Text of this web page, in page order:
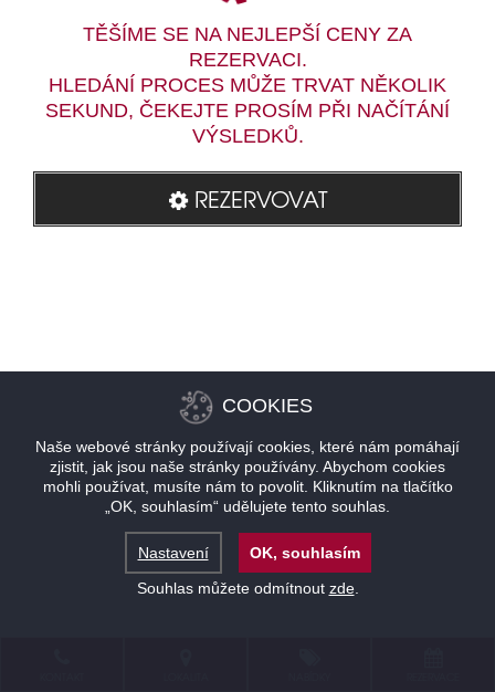
TĚŠÍME SE NA NEJLEPŠÍ CENY ZA
REZERVACI.
HLEDÁNÍ PROCES MŮŽE TRVAT NĚKOLIK
SEKUND, ČEKEJTE PROSÍM PŘI NAČÍTÁNÍ
VÝSLEDKŮ.
REZERVOVAT
COOKIES
Naše webové stránky používají cookies, které nám pomáhají
zjistit, jak jsou naše stránky používány. Abychom cookies
mohli používat, musíte nám to povolit. Kliknutím na tlačítko
„OK, souhlasím“ udělujete tento souhlas.
Nastavení
OK, souhlasím
Souhlas můžete odmítnout zde.